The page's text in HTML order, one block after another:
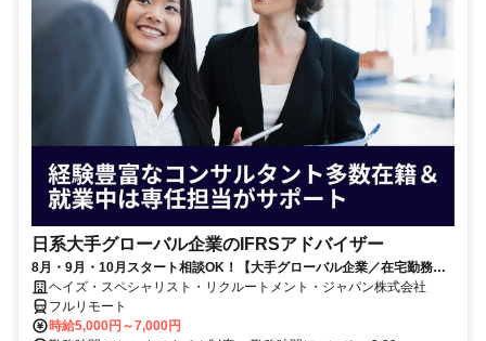
日系大手グローバル企業のIFRSアドバイザー
8月・9月・10月スタート相談OK！【大手グローバル企業／在宅勤務メ
イン／週1～2日勤務】IFRSアドバイザー
ヘイズ・スペシャリスト・リクルートメント・ジャパン株式会社
フルリモート
時給5,000円～7,000円